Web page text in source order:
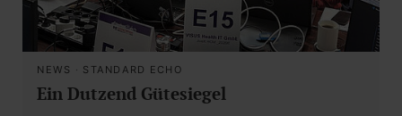
NEWS · STANDARD ECHO
Ein Dutzend Gütesiegel